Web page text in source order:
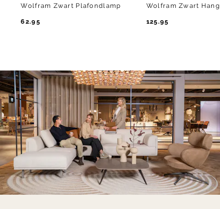
Wolfram Zwart Plafondlamp
62.95
Wolfram Zwart
125.95